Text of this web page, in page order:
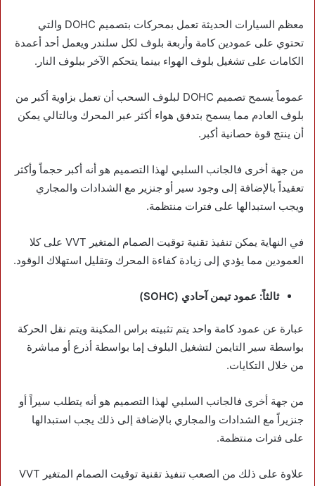
معظم السيارات الحديثة تعمل بمحركات بتصميم DOHC والتي
تحتوي على عمودين كامة وأربعة بلوف لكل سلندر ويعمل أحد أعمدة
الكامات على تشغيل بلوف الهواء بينما يتحكم الآخر ببلوف النار.
عموماً يسمح تصميم DOHC لبلوف السحب أن تعمل بزاوية أكبر من
بلوف العادم مما يسمح بتدفق هواء أكثر عبر المحرك وبالتالي يمكن
أن ينتج قوة حصانية أكبر.
من جهة أخرى فالجانب السلبي لهذا التصميم هو أنه أكبر حجماً وأكثر
تعقيداً بالإضافة إلى وجود سير أو جنزير مع الشدادات والمجاري
ويجب استبدالها على فترات منتظمة.
في النهاية يمكن تنفيذ تقنية توقيت الصمام المتغير VVT على كلا
العمودين مما يؤدي إلى زيادة كفاءة المحرك وتقليل استهلاك الوقود.
ثالثاً: عمود تيمن آحادي (SOHC)
عبارة عن عمود كامة واحد يتم تثبيته براس المكينة ويتم نقل الحركة
بواسطة سير التايمن لتشغيل البلوف إما بواسطة أذرع أو مباشرة
من خلال التكايات.
من جهة أخرى فالجانب السلبي لهذا التصميم هو أنه يتطلب سيراً أو
جنزيراً مع الشدادات والمجاري بالإضافة إلى ذلك يجب استبدالها
على فترات منتظمة.
علاوة على ذلك من الصعب تنفيذ تقنية توقيت الصمام المتغير VVT